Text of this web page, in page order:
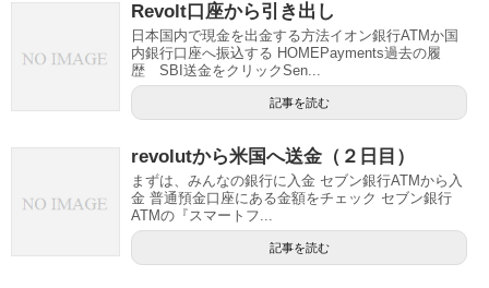
Revolt口座から引き出し
日本国内で現金を出金する方法イオン銀行ATMか国
内銀行口座へ振込する HOMEPayments過去の履
歴 SBI送金をクリックSen...
記事を読む
revolutから米国へ送金（２日目）
まずは、みんなの銀行に入金 セブン銀行ATMから入
金 普通預金口座にある金額をチェック セブン銀行
ATMの『スマートフ...
記事を読む